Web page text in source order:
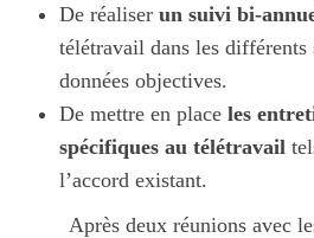
De réaliser un suivi bi-
télétravail dans les différents
données objectives.
De mettre en place les
spécifiques au télétravail
l’accord existant.
Après deux réunions avec